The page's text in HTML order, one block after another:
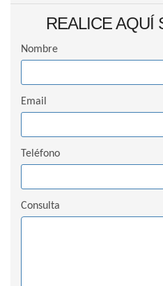
REALICE AQUÍ
Nombre
Email
Teléfono
Consulta